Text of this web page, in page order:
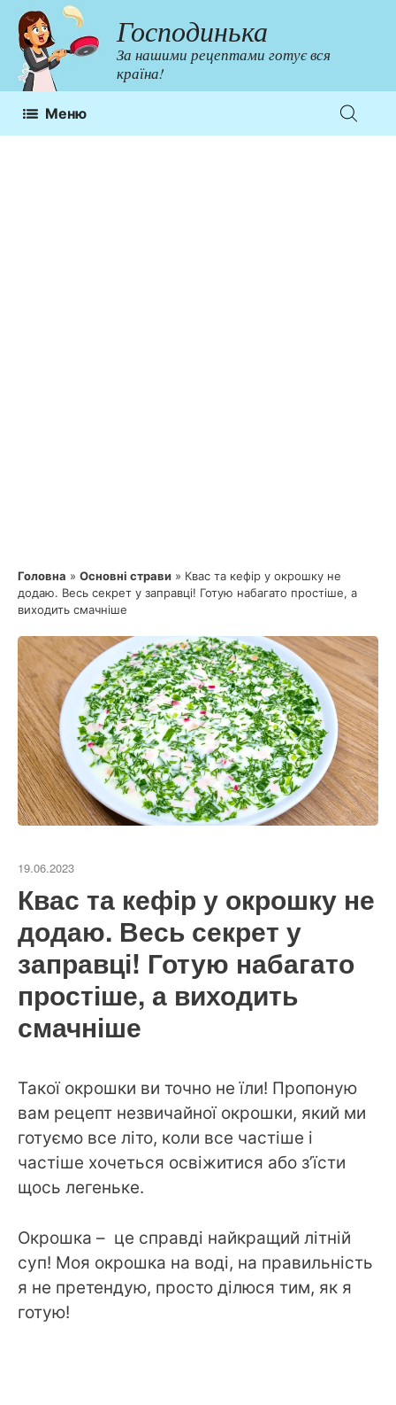
Перейти
до
контенту
Господинька
За нашими рецептами готує вся
країна!
Меню
Головна » Основні страви » Квас та кефір у окрошку не
додаю. Весь секрет у заправці! Готую набагато простіше, а
виходить смачніше
19.06.2023
Квас та кефір у окрошку не
додаю. Весь секрет у
заправці! Готую набагато
простіше, а виходить
смачніше
Такої окрошки ви точно не їли! Пропоную
вам рецепт незвичайної окрошки, який ми
готуємо все літо, коли все частіше і
частіше хочеться освіжитися або з’їсти
щось легеньке.
Окрошка – це справді найкращий літній
суп! Моя окрошка на воді, на правильність
я не претендую, просто ділюся тим, як я
готую!